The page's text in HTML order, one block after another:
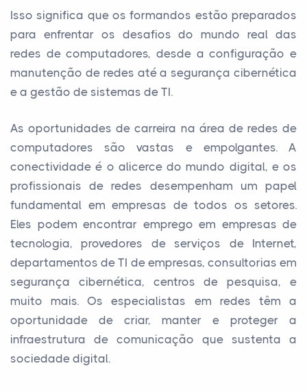
Isso significa que os formandos estão preparados
para enfrentar os desafios do mundo real das
redes de computadores, desde a configuração e
manutenção de redes até a segurança cibernética
e a gestão de sistemas de TI.
As oportunidades de carreira na área de redes de
computadores são vastas e empolgantes. A
conectividade é o alicerce do mundo digital, e os
profissionais de redes desempenham um papel
fundamental em empresas de todos os setores.
Eles podem encontrar emprego em empresas de
tecnologia, provedores de serviços de Internet,
departamentos de TI de empresas, consultorias em
segurança cibernética, centros de pesquisa, e
muito mais. Os especialistas em redes têm a
oportunidade de criar, manter e proteger a
infraestrutura de comunicação que sustenta a
sociedade digital.